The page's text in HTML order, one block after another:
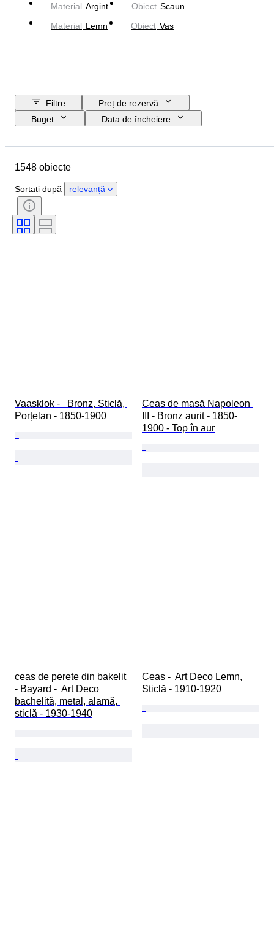
Material Argint Obiect Scaun
Material Lemn Obiect Vas
Filtre
Preț de rezervă
Buget
Data de încheiere
Țara de Proveniență
Stare
Certificare
Semnătură
Mișcarea ceasului
1548 obiecte
Sortați după relevanță
Vaasklok -   Bronz, Sticlă,
Porțelan - 1850-1900
Ceas de masă Napoleon
III - Bronz aurit - 1850-
1900 - Top în aur
ceas de perete din bakelit
- Bayard -  Art Deco
bachelită, metal, alamă,
sticlă - 1930-1940
Ceas -  Art Deco Lemn,
Sticlă - 1910-1920